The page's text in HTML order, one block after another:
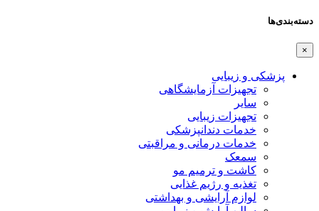
دسته‌بندی‌ها
×
پزشکی و زیبایی
تجهیزات آزمایشگاهی
سایر
تجهیزات زیبایی
خدمات دندانپزشکی
خدمات درمانی و مراقبتی
سمعک
کاشت و ترمیم مو
تغذیه و رژیم غذایی
لوازم آرایشی و بهداشتی